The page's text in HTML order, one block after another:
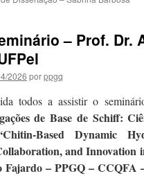
– Prof. Dr.
2026 porppgq
todos a assistir o
de Base de Schiff:
“Chitin-Based Dynamic
and Innovation
– PPGQ – CCQFA